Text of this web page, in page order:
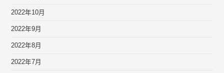
2022年10月
2022年9月
2022年8月
2022年7月